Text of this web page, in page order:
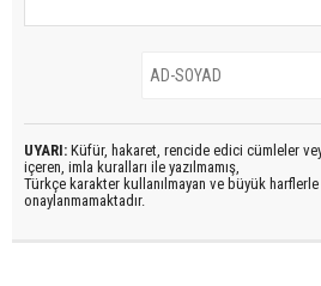
UYARI: Küfür, hakaret, rencide edici cümleler
içeren, imla kuralları ile yazılmamış,
Türkçe karakter kullanılmayan ve büyük harflerle
onaylanmamaktadır.